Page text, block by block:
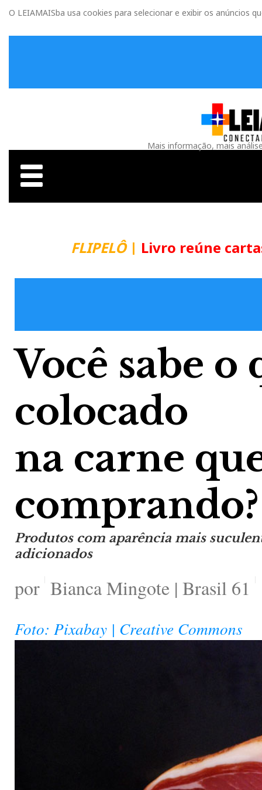
O LEIAMAISba usa cookies para selecionar e exibir os anúncios
Mais informação, mais
FLIPELÔ| Livro reúne
Você sabe o
colocado
na carne
comprando?
Produtos com aparência mais
adicionados
por Bianca Mingote | Brasil 61
Foto: Pixabay | Creative Commons